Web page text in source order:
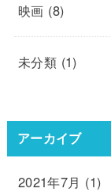
映画 (8)
未分類 (1)
アーカイブ
2021年7月 (1)